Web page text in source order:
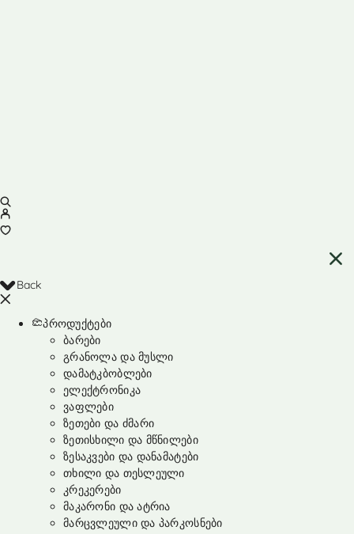
Back
პროდუქტები
ბარები
გრანოლა და მუსლი
დამატკბობლები
ელექტრონიკა
ვაფლები
ზეთები და ძმარი
ზეთისხილი და მწნილები
ზესაკვები და დანამატები
თხილი და თესლეული
კრეკერები
მაკარონი და ატრია
მარცვლეული და პარკოსნები